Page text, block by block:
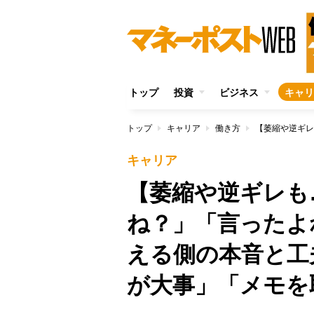
トップ 投資 ビジネス キャ
トップ キャリア 働き方
キャリア
【萎縮や逆ギレ
ね？」「言った
える側の本音と
が大事」「メモを